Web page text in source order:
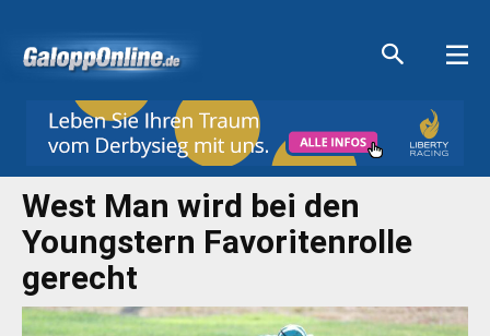
West Man wird bei den
Youngstern Favoritenrolle
gerecht